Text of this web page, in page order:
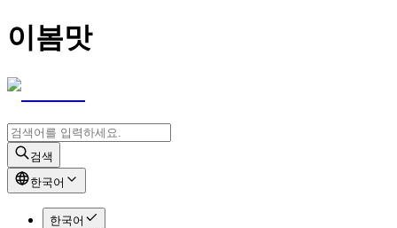
이봄맛
검색
한국어
한국어